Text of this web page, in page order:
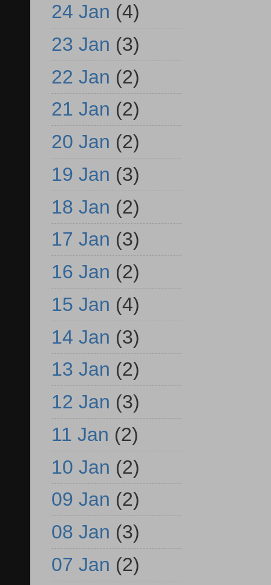
24 Jan (4)
23 Jan (3)
22 Jan (2)
21 Jan (2)
20 Jan (2)
19 Jan (3)
18 Jan (2)
17 Jan (3)
16 Jan (2)
15 Jan (4)
14 Jan (3)
13 Jan (2)
12 Jan (3)
11 Jan (2)
10 Jan (2)
09 Jan (2)
08 Jan (3)
07 Jan (2)